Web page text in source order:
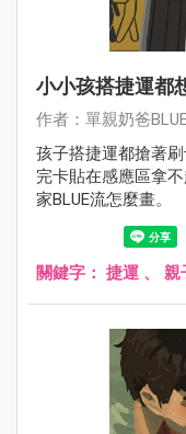
小小孩搭捷運都
作者：單親奶爸
孩子搭捷運都搶著
完卡貼在感應區拿
家BLUE流怎麼畫。
關鍵字： 捷運 、 親